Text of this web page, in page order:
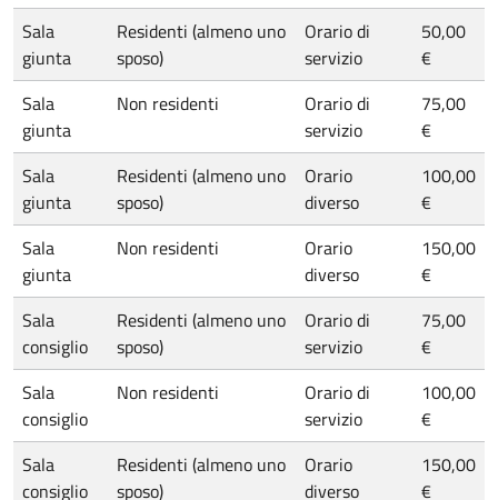
Sala
giunta
Residenti (almeno uno
sposo)
Orario di
servizio
50,00
€
Sala
giunta
Non residenti
Orario di
servizio
75,00
€
Sala
giunta
Residenti (almeno uno
sposo)
Orario
diverso
100,00
€
Sala
giunta
Non residenti
Orario
diverso
150,00
€
Sala
consiglio
Residenti (almeno uno
sposo)
Orario di
servizio
75,00
€
Sala
consiglio
Non residenti
Orario di
servizio
100,00
€
Sala
consiglio
Residenti (almeno uno
sposo)
Orario
diverso
150,00
€